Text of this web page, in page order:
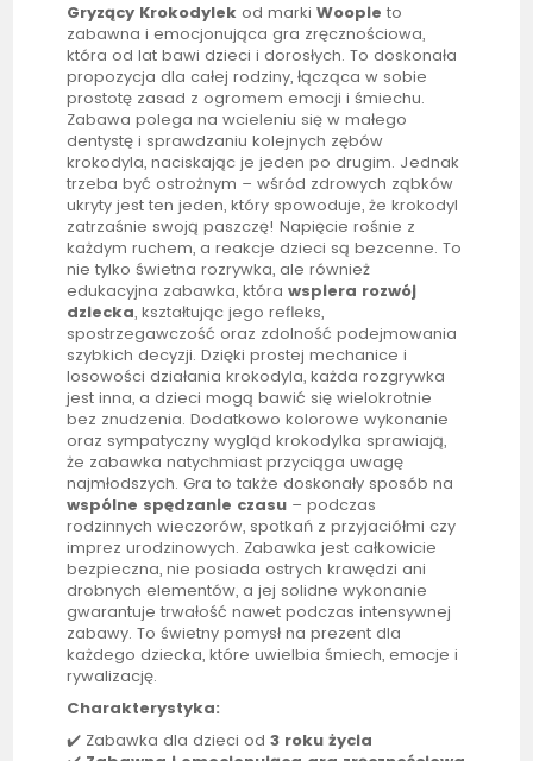
Gryzący Krokodylek od markiWoopie to
zabawna i emocjonująca gra zręcznościowa,
która od lat bawi dzieci i dorosłych. To doskonała
propozycja dla całej rodziny, łącząca w sobie
prostotę zasad z ogromem emocji i śmiechu.
Zabawa polega na wcieleniu się w małego
dentystę i sprawdzaniu kolejnych zębów
krokodyla, naciskając je jeden po drugim. Jednak
trzeba być ostrożnym – wśród zdrowych ząbków
ukryty jest ten jeden, który spowoduje, że krokodyl
zatrzaśnie swoją paszczę! Napięcie rośnie z
każdym ruchem, a reakcje dzieci są bezcenne. To
nie tylko świetna rozrywka, ale również
edukacyjna zabawka, którawspiera rozwój
dziecka, kształtując jego refleks,
spostrzegawczość oraz zdolność podejmowania
szybkich decyzji. Dzięki prostej mechanice i
losowości działania krokodyla, każda rozgrywka
jest inna, a dzieci mogą bawić się wielokrotnie
bez znudzenia. Dodatkowo kolorowe wykonanie
oraz sympatyczny wygląd krokodylka sprawiają,
że zabawka natychmiast przyciąga uwagę
najmłodszych. Gra to także doskonały sposób na
wspólne spędzanie czasu – podczas
rodzinnych wieczorów, spotkań z przyjaciółmi czy
imprez urodzinowych. Zabawka jest całkowicie
bezpieczna, nie posiada ostrych krawędzi ani
drobnych elementów, a jej solidne wykonanie
gwarantuje trwałość nawet podczas intensywnej
zabawy. To świetny pomysł na prezent dla
każdego dziecka, które uwielbia śmiech, emocje i
rywalizację.
Charakterystyka:
✔️ Zabawka dla dzieci od3 roku życia